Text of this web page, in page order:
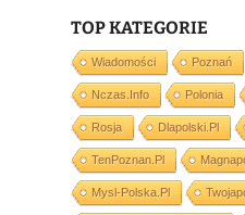
TOP KATEGORIE
Wiadomości Poznań
Nczas.info Polonia
Rosja Dlapolski.pl
TenPoznan.pl
Mysl-Polska.pl